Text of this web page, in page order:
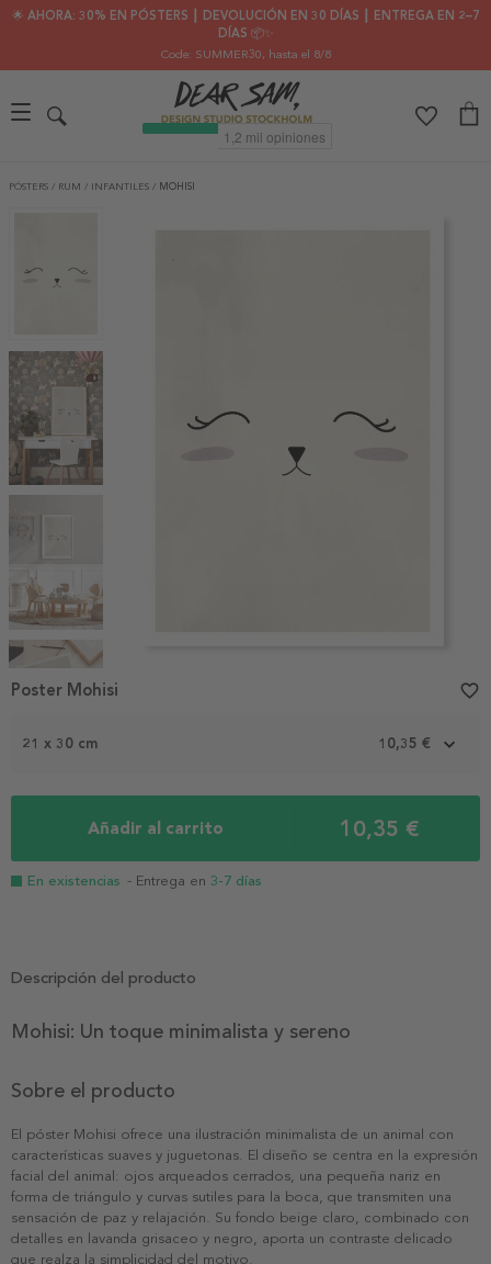
🌟 AHORA: 30% EN PÓSTERS ┃ DEVOLUCIÓN EN 30 DÍAS ┃ ENTREGA EN 2–7
DÍAS 📦✨
Code: SUMMER30, hasta el 8/8
PÓSTERS / RUM / INFANTILES / MOHISI
1
21 x 30 cm 10,35 €
Añadir al carrito 10,35 €
En existencias - Entrega en 3-7 días
Poster Mohisi favorite_border
Descripción del producto
Mohisi: Un toque minimalista y sereno
Sobre el producto
El póster Mohisi ofrece una ilustración minimalista de un animal con
características suaves y juguetonas. El diseño se centra en la expresión
facial del animal: ojos arqueados cerrados, una pequeña nariz en
forma de triángulo y curvas sutiles para la boca, que transmiten una
sensación de paz y relajación. Su fondo beige claro, combinado con
detalles en lavanda grisaceo y negro, aporta un contraste delicado
que realza la simplicidad del motivo.